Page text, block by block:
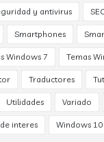
y antivirus
Smartphones
Windows 7 Temas
Traductores
Utilidades Variado
interes Windows 10